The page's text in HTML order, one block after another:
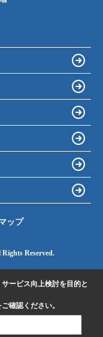
ップ
Reserved.
ービス向上検討を目的と
ご確認ください。